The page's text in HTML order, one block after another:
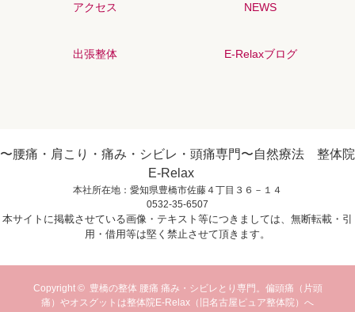
アクセス NEWS
出張整体 E-Relaxブログ
〜腰痛・肩こり・痛み・シビレ・頭痛専門〜自然療法 整体院
E-Relax
本社所在地：愛知県豊橋市佐藤４丁目３６－１４
0532-35-6507
本サイトに掲載させている画像・テキスト等につきましては、無断転載・引
用・借用等は堅く禁止させて頂きます。
Copyright © 豊橋の整体 腰痛 痛み・シビレとり専門。偏頭痛（片頭
痛）やオスグットは整体院E-Relax（旧名古屋ピュア整体院）へ